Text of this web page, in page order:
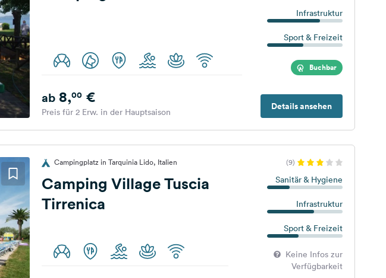
Infrastruktur
Sport & Freizeit
Buchbar
Details ansehen
ab8,00€
Preis für 2 Erw. in der Hauptsaison
Campingplatz in Tarquinia Lido, Italien (9)
Camping Village Tuscia
Tirrenica
Sanitär & Hygiene
Infrastruktur
Sport & Freizeit
Keine Infos zur
Verfügbarkeit